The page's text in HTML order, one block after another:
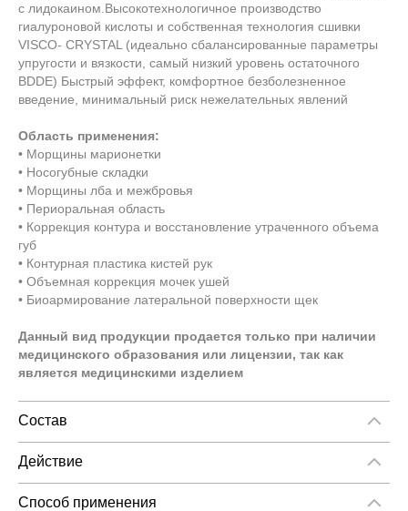
с лидокаином.Высокотехнологичное производство
гиалуроновой кислоты и собственная технология сшивки
VISCO- CRYSTAL (идеально сбалансированные параметры
упругости и вязкости, самый низкий уровень остаточного
BDDE) Быстрый эффект, комфортное безболезненное
введение, минимальный риск нежелательных явлений
Область применения:
• Морщины марионетки
• Носогубные складки
• Морщины лба и межбровья
• Периоральная область
• Коррекция контура и восстановление утраченного объема
губ
• Контурная пластика кистей рук
• Объемная коррекция мочек ушей
• Биоармирование латеральной поверхности щек
Данный вид продукции продается только при наличии
медицинского образования или лицензии, так как
является медицинскими изделием
Состав
Сшитая гиалуроновая кислота 23 мг/мл
0,3% лидокаина гидрохлорида
Действие
Коррекция неглубоких и средних морщин в области рта,
коррекция контура губ и увеличение объема губ. Для
Способ применения